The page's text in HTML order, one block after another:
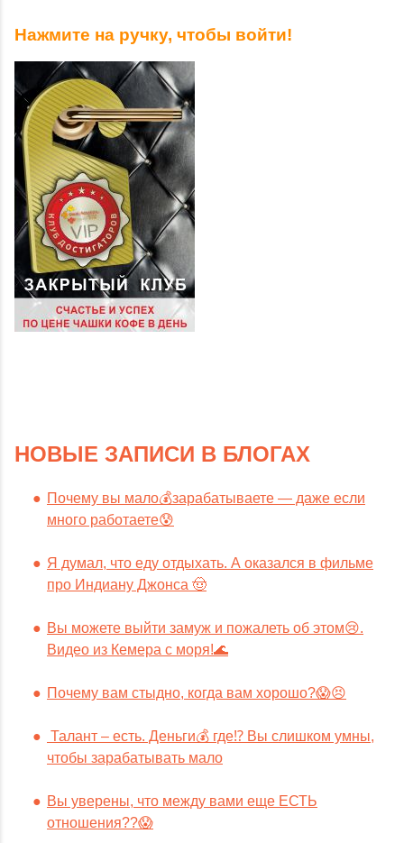
Нажмите на ручку, чтобы войти!
НОВЫЕ ЗАПИСИ В БЛОГАХ
Почему вы мало💰зарабатываете — даже если
много работаете😰
Я думал, что еду отдыхать. А оказался в фильме
про Индиану Джонса 🤠
Вы можете выйти замуж и пожалеть об этом😢.
Видео из Кемера с моря!🌊
Почему вам стыдно, когда вам хорошо?😱😣
Талант – есть. Деньги💰 где⁉️ Вы слишком умны,
чтобы зарабатывать мало
Вы уверены, что между вами еще ЕСТЬ
отношения??😱